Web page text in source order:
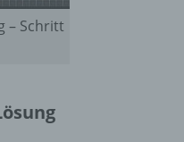
– Schritt